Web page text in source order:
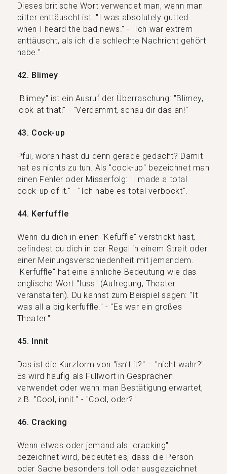
Dieses britische Wort verwendet man, wenn man
bitter enttäuscht ist. "I was absolutely gutted
when I heard the bad news." - "Ich war extrem
enttäuscht, als ich die schlechte Nachricht gehört
habe."
42. Blimey
"Blimey" ist ein Ausruf der Überraschung: "Blimey,
look at that!" - "Verdammt, schau dir das an!"
43. Cock-up
Pfui, woran hast du denn gerade gedacht? Damit
hat es nichts zu tun. Als "cock-up" bezeichnet man
einen Fehler oder Misserfolg: "I made a total
cock-up of it." - "Ich habe es total verbockt".
44. Kerfuffle
Wenn du dich in einen "Kefuffle" verstrickt hast,
befindest du dich in der Regel in einem Streit oder
einer Meinungsverschiedenheit mit jemandem.
"Kerfuffle" hat eine ähnliche Bedeutung wie das
englische Wort "fuss" (Aufregung, Theater
veranstalten). Du kannst zum Beispiel sagen: "It
was all a big kerfuffle." - "Es war ein großes
Theater."
45. Innit
Das ist die Kurzform von "isn’t it?" – "nicht wahr?".
Es wird häufig als Füllwort in Gesprächen
verwendet oder wenn man Bestätigung erwartet,
z.B. "Cool, innit." - "Cool, oder?"
46. Cracking
Wenn etwas oder jemand als "cracking"
bezeichnet wird, bedeutet es, dass die Person
oder Sache besonders toll oder ausgezeichnet